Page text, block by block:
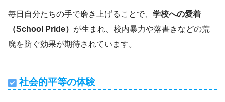
毎日自分たちの手で磨き上げることで、 学校への愛着
（School Pride） が生まれ、校内暴力や落書きなどの荒
廃を防ぐ効果が期待されています。
社会的平等の体験